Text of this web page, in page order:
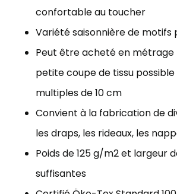
confortable au toucher
Variété saisonnière de motifs
Peut être acheté en métrage
petite coupe de tissu
multiples de 10 cm
Convient à la fabrication de
les draps, les rideaux, les
Poids de 125 g/m2 et largeur
suffisantes